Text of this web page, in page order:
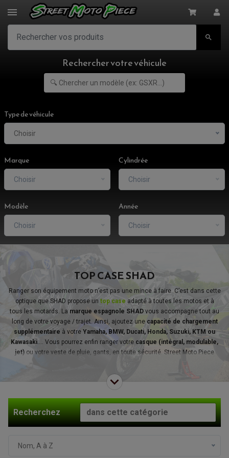

Rechercher votre véhicule
Type de véhicule
Choisir
Marque
Choisir
Cylindrée
Choisir
Modèle
Choisir
Année
Choisir
TOP CASE SHAD
Ranger son équipement moto n’est pas une mince à faire. C’est dans cette
optique que SHAD propose un top case adapté à toutes les motos et à
tous les motards. La marque espagnole SHAD vous accompagne tout au
long de votre voyage / trajet. Ainsi, ajoutez une capacité de chargement
supplémentaire à votre Yamaha, BMW, Ducati, Honda, Suzuki, KTM ou
Kawasaki…. Vous pourrez enfin ranger votre casque (intégral, modulable,
jet) ou votre veste de pluie, gants, en toute sécurité. Street Moto Piece
marques : SW-Motech, SHAD, B-Box ….
Recherchez
Nom, A à Z